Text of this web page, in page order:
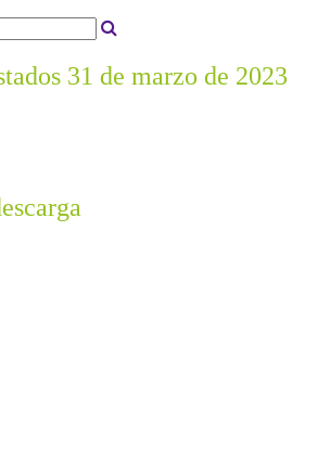
31 de marzo de 2023